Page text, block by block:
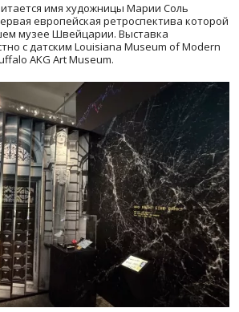
имя художницы Марии Соль
европейская ретроспектива которой
музее Швейцарии. Выставка
с датским Louisiana Museum of Modern
AKG Art Museum.